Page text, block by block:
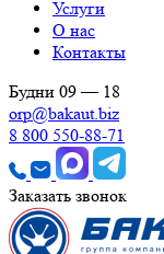
Услуги
О нас
Контакты
Будни 09 — 18
orp@bakaut.biz
8 800 550-88-71
Заказать звонок